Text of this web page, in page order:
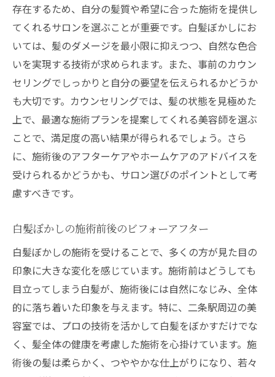
白髪ぼかしを活用したスタイリング提案
美容室で受けるアフターサービスの魅力
日常での白髪ケアの重要性
プロの技術で白髪ぼかし美容室の違いを徹底解
説
サロン毎の施術技術の違いとは
プロフェッショナルによる色味の調整
美容室選びで失敗しないためのポイント
高技術を持つ美容師の見分け方
施術後の満足度を上げるための工夫
つけよう
自分に合った美容室の見つけ方
白髪ぼかしで理想のヘアスタイルを実現
最適な施術プランの提案
二条駅周辺の穴場サロンとは
予算に応じた美容室選び
存在するため、自分の髪質や希望に合った施術を提供し
てくれるサロンを選ぶことが重要です。白髪ぼかしにお
いては、髪のダメージを最小限に抑えつつ、自然な色合
いを実現する技術が求められます。また、事前のカウン
セリングでしっかりと自分の要望を伝えられるかどうか
も大切です。カウンセリングでは、髪の状態を見極めた
上で、最適な施術プランを提案してくれる美容師を選ぶ
ことで、満足度の高い結果が得られるでしょう。さら
に、施術後のアフターケアやホームケアのアドバイスを
受けられるかどうかも、サロン選びのポイントとして考
慮すべきです。
白髪ぼかしの施術前後のビフォーアフター
白髪ぼかしの施術を受けることで、多くの方が見た目の
印象に大きな変化を感じています。施術前はどうしても
目立ってしまう白髪が、施術後には自然になじみ、全体
的に落ち着いた印象を与えます。特に、二条駅周辺の美
容室では、プロの技術を活かして白髪をぼかすだけでな
く、髪全体の健康を考慮した施術を心掛けています。施
術後の髪は柔らかく、つややかな仕上がりになり、若々